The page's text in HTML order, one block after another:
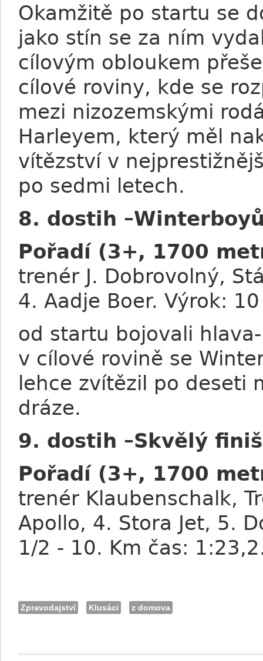
Okamžitě po startu se
jako stín se za ním
cílovým obloukem
cílové roviny, kde se
mezi nizozemskými
Harleyem, který měl
vítězství v
po sedmi letech.
8. dostih
Pořadí (3+, 1700
trenér J. Dobrovolný,
4. Aadje Boer. Výrok:
od startu bojovali
v cílové rovině se
lehce zvítězil po deseti
dráze.
9. dostih –Skvělý
Pořadí (3+, 1700
trenér Klaubenschalk,
Apollo, 4. Stora Jet, 5.
1/2 - 10. Km čas:
Zpravodajství Klusáci z domova